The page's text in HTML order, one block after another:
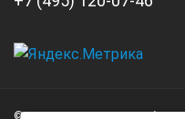
© 2026 А3 Инжиниринг